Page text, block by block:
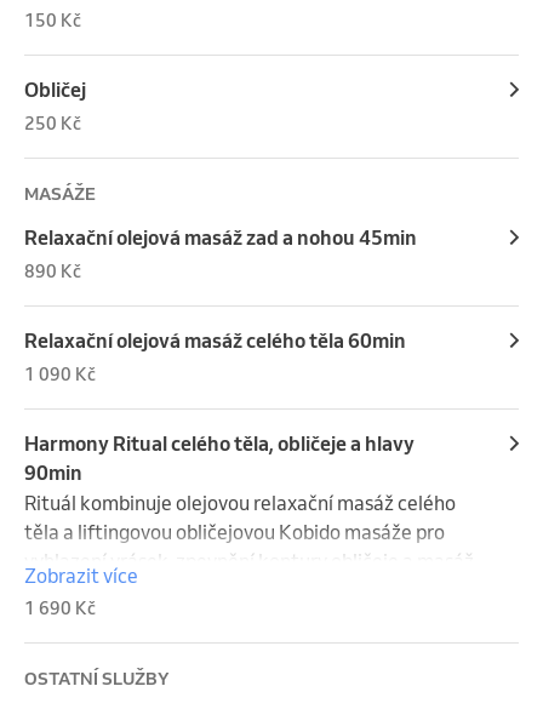
150 Kč
Obličej
250 Kč
MASÁŽE
Relaxační olejová masáž zad a nohou 45min
890 Kč
Relaxační olejová masáž celého těla 60min
1 090 Kč
Harmony Ritual celého těla, obličeje a hlavy
90min
Rituál kombinuje olejovou relaxační masáž celého
těla a liftingovou obličejovou Kobido masáže pro
vyhlazení vrásek, zpevnění kontury obličeje a masáž
hlavy.
Zobrazit více
1 690 Kč
OSTATNÍ SLUŽBY